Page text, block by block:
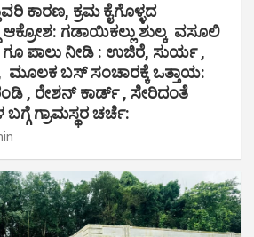
ಕಾರಣ, ಕ್ರಮ ಕೈಗೊಳ್ಳದ
ಆಕ್ರೋಶ: ಗಡಾಯಿಕಲ್ಲು ಶುಲ್ಕ ವಸೂಲಿ
ಪಾಲು ನೀಡಿ : ಉಜಿರೆ, ಸುರ್ಯ ,
ಮೂಲಕ ಬಸ್ ಸಂಚಾರಕ್ಕೆ ಒತ್ತಾಯ:
, ರೇಶನ್ ಕಾರ್ಡ್ , ಸೇರಿದಂತೆ
ಗ್ರಾಮಸ್ಥರ ಚರ್ಚೆ: